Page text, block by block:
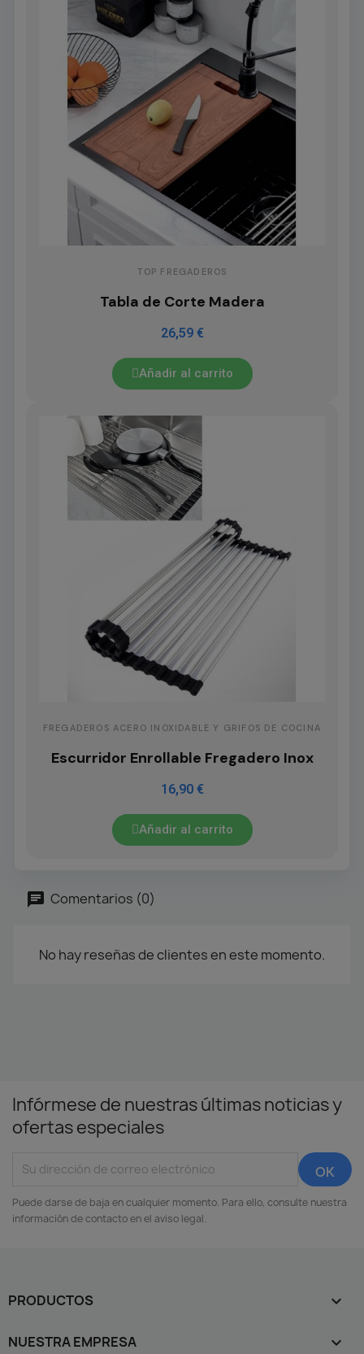
TOP FREGADEROS
Tabla de Corte Madera
26,59 €
Añadir al carrito
FREGADEROS ACERO INOXIDABLE Y GRIFOS DE COCINA
Escurridor Enrollable Fregadero Inox
16,90 €
Añadir al carrito
Comentarios (0)
No hay reseñas de clientes en este momento.
Infórmese de nuestras últimas noticias y
ofertas especiales
Puede darse de baja en cualquier momento. Para ello, consulte nuestra
información de contacto en el aviso legal.
PRODUCTOS 
NUESTRA EMPRESA 